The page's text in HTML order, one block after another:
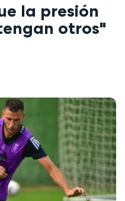
la presión
otros"